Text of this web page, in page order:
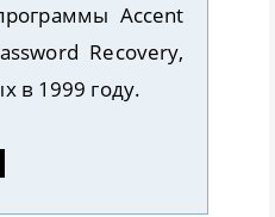
Accent
Recovery,
в 1999 году.